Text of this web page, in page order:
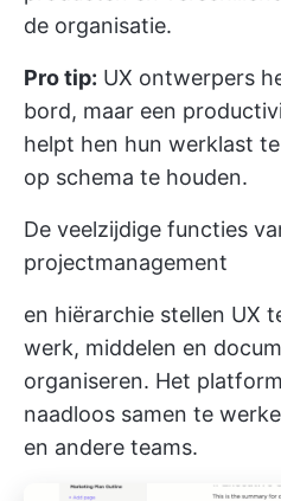
de organisatie.
Pro tip: UX ontwerpers
bord, maar een
helpt hen hun werklast
op schema te houden.
De veelzijdige functies
projectmanagement
en hiërarchie stellen UX
werk, middelen en
organiseren. Het
naadloos samen te
en andere teams.